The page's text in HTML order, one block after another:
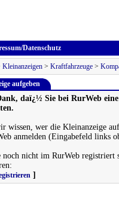
Datenschutz
Kleinanzeigen > Kraftfahrzeuge >
aufgeben
daï¿½ Sie bei RurWeb
wissen, wer die Kleinanzeige
anmelden (Eingabefeld links
noch nicht im RurWeb registriert
]